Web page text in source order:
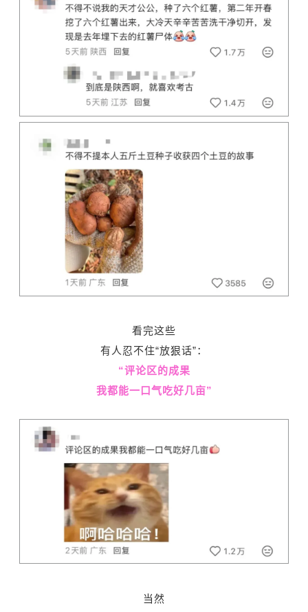
看完这些
有人忍不住“放狠话”：
“评论区的成果
我都能一口气吃好几亩”
当然